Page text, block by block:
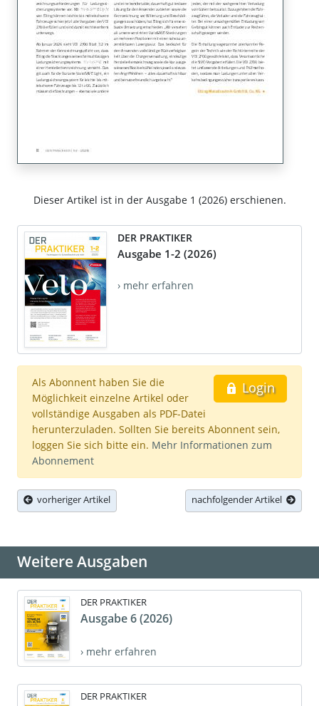
Dieser Artikel ist in der Ausgabe 1 (2026) erschienen.
DER PRAKTIKER
Ausgabe 1-2 (2026)
› mehr erfahren
Login
Als Abonnent haben Sie die
Möglichkeit einzelne Artikel oder
vollständige Ausgaben als PDF-Datei
herunterzuladen. Sollten Sie bereits Abonnent sein,
loggen Sie sich bitte ein. Mehr Informationen zum
Abonnement
vorheriger Artikel nachfolgender Artikel
Weitere Ausgaben
DER PRAKTIKER
Ausgabe 6 (2026)
› mehr erfahren
DER PRAKTIKER